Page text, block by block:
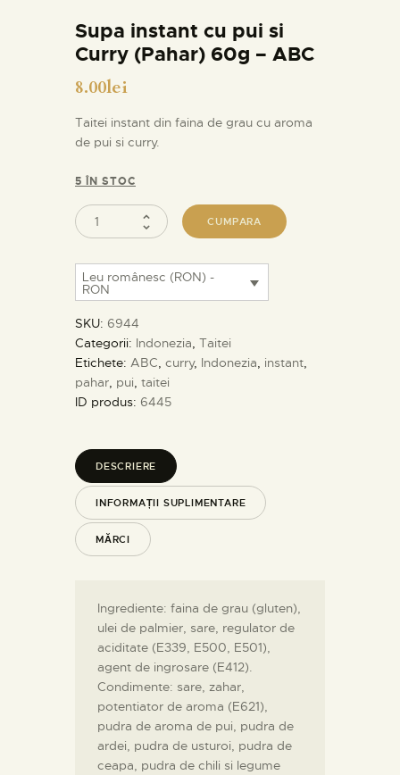
Supa instant cu pui si
Curry (Pahar) 60g – ABC
8.00lei
Taitei instant din faina de grau cu aroma
de pui si curry.
5 ÎN STOC
CUMPARA
Leu românesc (RON) -
RON
SKU: 6944
Categorii: Indonezia, Taitei
Etichete: ABC, curry, Indonezia, instant,
pahar, pui, taitei
ID produs: 6445
DESCRIERE
INFORMAȚII SUPLIMENTARE
MĂRCI
Ingrediente: faina de grau (gluten),
ulei de palmier, sare, regulator de
aciditate (E339, E500, E501),
agent de ingrosare (E412).
Condimente: sare, zahar,
potentiator de aroma (E621),
pudra de aroma de pui, pudra de
ardei, pudra de usturoi, pudra de
ceapa, pudra de chili si legume